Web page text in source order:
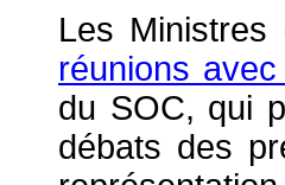
Les
réunions
du SOC, qui
débats des